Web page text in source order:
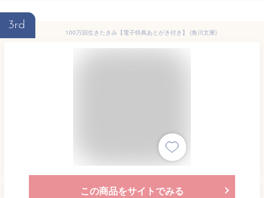
3rd
100万回生きたきみ【電子特典あとがき付き】 (角川文庫)
この商品をサイトでみる